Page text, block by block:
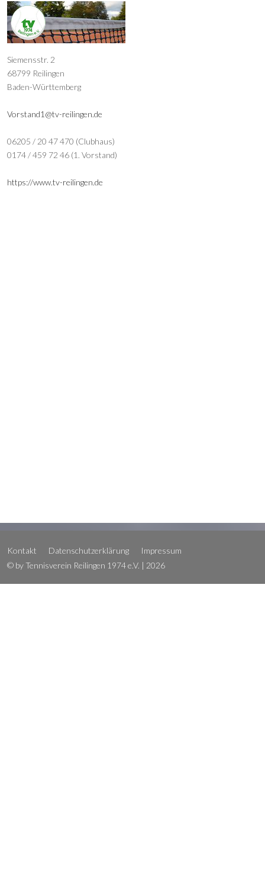
Siemensstr. 2
68799 Reilingen
Baden-Württemberg
Vorstand1@tv-reilingen.de
06205 / 20 47 470 (Clubhaus)
0174 / 459 72 46 (1. Vorstand)
https://www.tv-reilingen.de
Kontakt Datenschutzerklärung
Impressum
© by Tennisverein Reilingen 1974 e.V. | 2026